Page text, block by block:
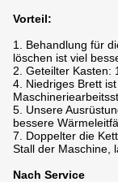
Vorteil:
1. Behandlung für
löschen ist viel
2. Geteilter Kasten:
4. Niedriges Brett
5. Unsere
bessere
7. Doppelter die
Stall der Maschine,
Nach Service